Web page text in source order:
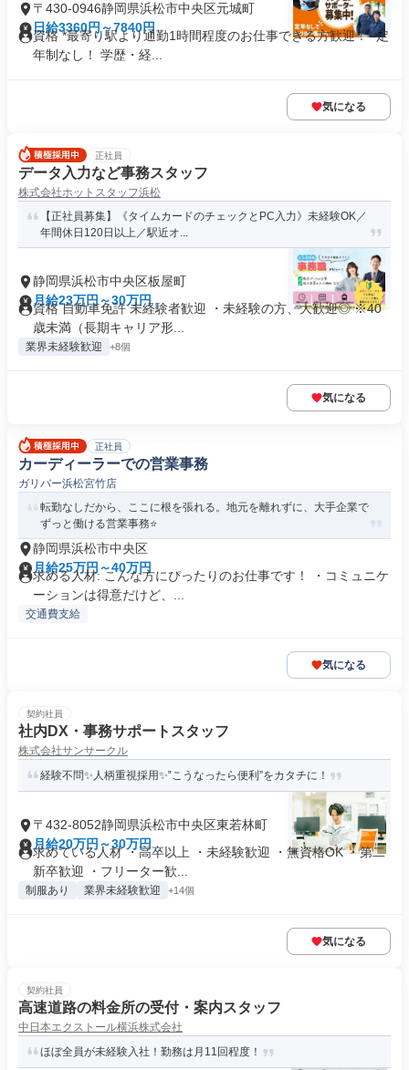
〒430-0946静岡県浜松市中央区元城町
日給3360円～7840円
資格 *最寄り駅より通勤1時間程度のお仕事できる方歓迎！* 定
年制なし！ 学歴・経...
気になる
正社員
データ入力など事務スタッフ
株式会社ホットスタッフ浜松
【正社員募集】《タイムカードのチェックとPC入力》未経験OK／
年間休日120日以上／駅近オ...
静岡県浜松市中央区板屋町
月給23万円～30万円
資格 自動車免許 未経験者歓迎 ・未経験の方、大歓迎◎ ※40
歳未満（長期キャリア形...
業界未経験歓迎 +8個
気になる
正社員
カーディーラーでの営業事務
ガリバー浜松宮竹店
転勤なしだから、ここに根を張れる。地元を離れずに、大手企業で
ずっと働ける営業事務⭐
静岡県浜松市中央区
月給25万円～40万円
求める人材: こんな方にぴったりのお仕事です！ ・コミュニケ
ーションは得意だけど、...
交通費支給
気になる
契約社員
社内DX・事務サポートスタッフ
株式会社サンサークル
経験不問✨人柄重視採用✨‟こうなったら便利”をカタチに！
〒432-8052静岡県浜松市中央区東若林町
月給20万円～30万円
求めている人材 ・高卒以上 ・未経験歓迎 ・無資格OK ・第二
新卒歓迎 ・フリーター歓...
制服あり 業界未経験歓迎 +14個
気になる
契約社員
高速道路の料金所の受付・案内スタッフ
中日本エクストール横浜株式会社
ほぼ全員が未経験入社！勤務は月11回程度！